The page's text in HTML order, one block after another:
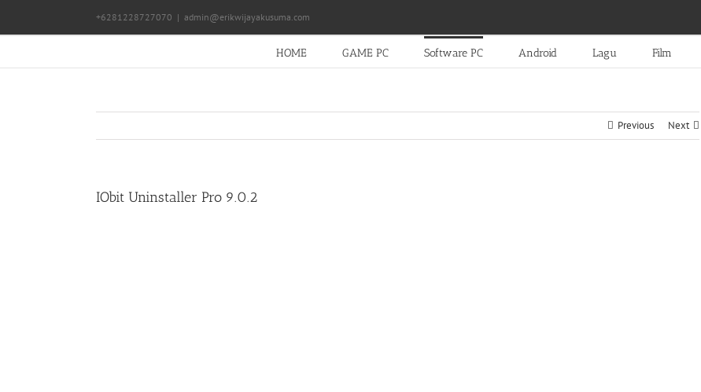
content
+6281228727070 | admin@erikwijayakusuma.com
HOME GAME PC Software PC Android Lagu Film
Previous Next
IObit Uninstaller Pro 9.0.2